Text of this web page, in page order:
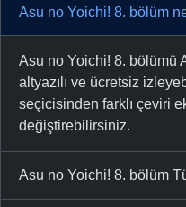
Asu no Yoichi! 8. bölüm
Asu no Yoichi! 8. bölümü
altyazılı ve ücretsiz
seçicisinden farklı çeviri
değiştirebilirsiniz.
Asu no Yoichi! 8. bölüm